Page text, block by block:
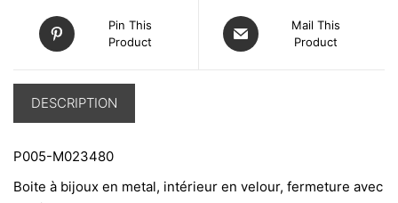
Pin This
Product
Mail This
Product
DESCRIPTION
P005-M023480
Boite à bijoux en metal, intérieur en velour, fermeture avec